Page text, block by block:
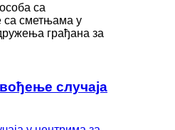
са
са сметњама у
грађана за
случаја